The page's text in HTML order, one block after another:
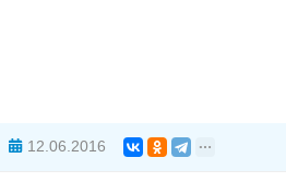
12.06.2016